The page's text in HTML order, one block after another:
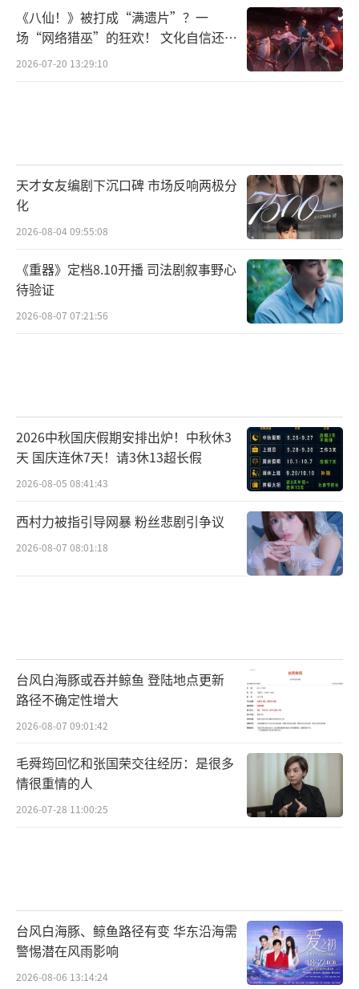
《八仙！》被打成“满遗片”？一
场“网络猎巫”的狂欢！ 文化自信还是
焦虑？
2026-07-20 13:29:10
天才女友编剧下沉口碑 市场反响两极分
化
2026-08-04 09:55:08
《重器》定档8.10开播 司法剧叙事野心
待验证
2026-08-07 07:21:56
2026中秋国庆假期安排出炉！中秋休3
天 国庆连休7天！请3休13超长假
2026-08-05 08:41:43
西村力被指引导网暴 粉丝悲剧引争议
2026-08-07 08:01:18
台风白海豚或吞并鲸鱼 登陆地点更新
路径不确定性增大
2026-08-07 09:01:42
毛舜筠回忆和张国荣交往经历：是很多
情很重情的人
2026-07-28 11:00:25
台风白海豚、鲸鱼路径有变 华东沿海需
警惕潜在风雨影响
2026-08-06 13:14:24